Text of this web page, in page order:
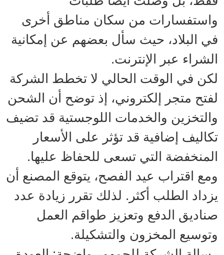
واستفسارات من سكان مناطق أخرى
في البلاد، حيث سأل بعضهم عن إمكانية
الشراء عبر الإنترنت.
لكن في الوقت الحالي لا تخطط الشركة
لفتح متجر إلكتروني، إذ توضح أن الشحن
والتخزين والخدمات اللوجستية قد تضيف
تكاليف إضافية قد تؤثر على الأسعار
المنخفضة التي تسعى للحفاظ عليها.
ومع اقتراب عيد الفصح، يتوقع المصنع أن
يزداد الطلب أكثر. لذلك تقرر زيادة عدد
صناديق الدفع وتعزيز طواقم العمل
وتوسيع المخزون والتشكيلة.